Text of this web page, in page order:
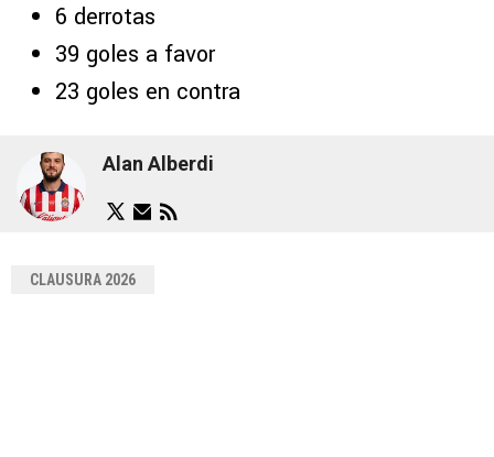
6 derrotas
39 goles a favor
23 goles en contra
Alan Alberdi
CLAUSURA 2026